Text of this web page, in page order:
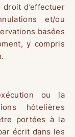
d’effectuer
et/ou
basées
y compris
ou la
hôtelières
portées à la
écrit dans les